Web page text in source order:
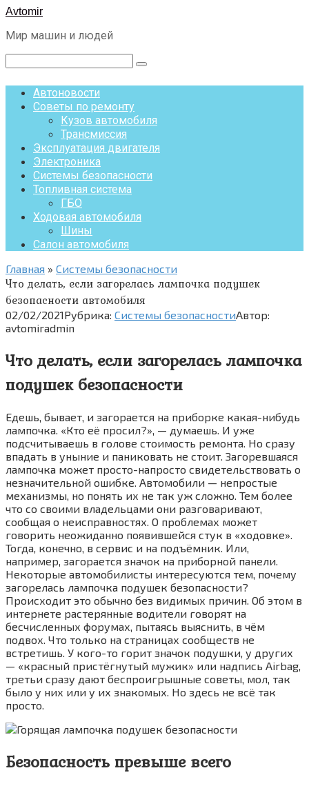
Перейти
контенту
Avtomir
Мир машин и людей
Поиск:
Автоновости
Советы по ремонту
Кузов автомобиля
Трансмиссия
Эксплуатация двигателя
Электроника
Системы безопасности
Топливная система
ГБО
Ходовая автомобиля
Шины
Салон автомобиля
Главная » Системы безопасности
Что делать, если загорелась лампочка подушек
безопасности автомобиля
02/02/2021Рубрика: Системы безопасностиАвтор:
avtomiradmin
Что делать, если загорелась лампочка
подушек безопасности
Едешь, бывает, и загорается на приборке какая-нибудь
лампочка. «Кто её просил?», — думаешь. И уже
подсчитываешь в голове стоимость ремонта. Но сразу
впадать в уныние и паниковать не стоит. Загоревшаяся
лампочка может просто-напросто свидетельствовать о
незначительной ошибке. Автомобили — непростые
механизмы, но понять их не так уж сложно. Тем более
что со своими владельцами они разговаривают,
сообщая о неисправностях. О проблемах может
говорить неожиданно появившейся стук в «ходовке».
Тогда, конечно, в сервис и на подъёмник. Или,
например, загорается значок на приборной панели.
Некоторые автомобилисты интересуются тем, почему
загорелась лампочка подушек безопасности?
Происходит это обычно без видимых причин. Об этом в
интернете растерянные водители говорят на
бесчисленных форумах, пытаясь выяснить, в чём
подвох. Что только на страницах сообществ не
встретишь. У кого-то горит значок подушки, у других
— «красный пристёгнутый мужик» или надпись Airbag,
третьи сразу дают беспроигрышные советы, мол, так
было у них или у их знакомых. Но здесь не всё так
просто.
Безопасность превыше всего